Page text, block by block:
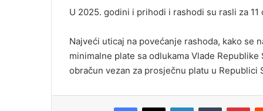
U 2025. godini i prihodi i rashodi su rasli za 11
Najveći uticaj na povećanje rashoda, kako se
minimalne plate sa odlukama Vlade
obračun vezan za prosječnu platu u Republici